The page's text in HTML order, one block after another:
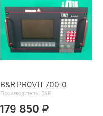
B&R PROVIT 700-0
Производитель: B&R
179 850 ₽